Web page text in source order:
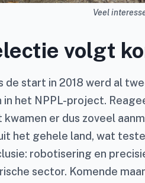
Veel
volgt
de start in 2018 werd al
in het NPPL-project.
kwamen er dus zoveel
het gehele land, wat
robotisering en
sector. Komende